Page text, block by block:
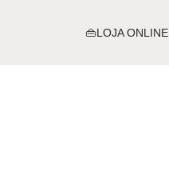
👜LOJA ONLINE